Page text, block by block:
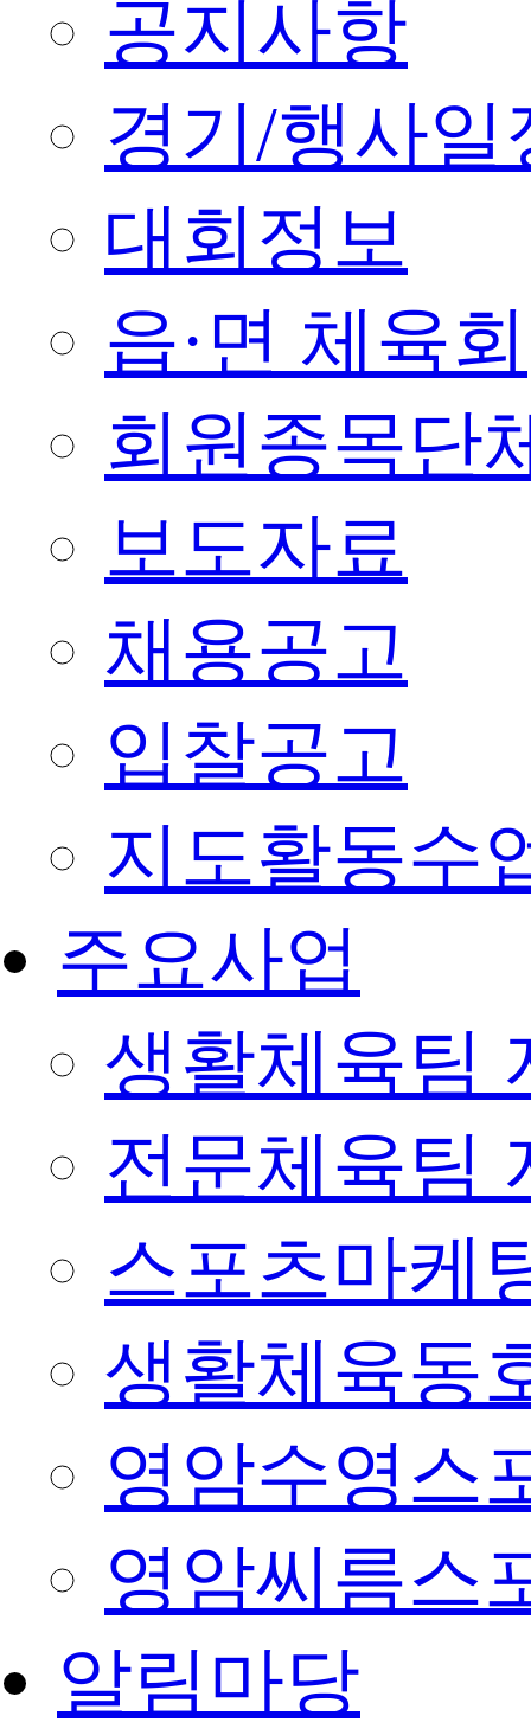
공지사항
경기/행사일
대회정보
읍·면 체육회
회원종목단
보도자료
채용공고
입찰공고
지도활동수
주요사업
생활체육팀
전문체육팀
스포츠마케
생활체육동
영암수영스
영암씨름스
알림마당